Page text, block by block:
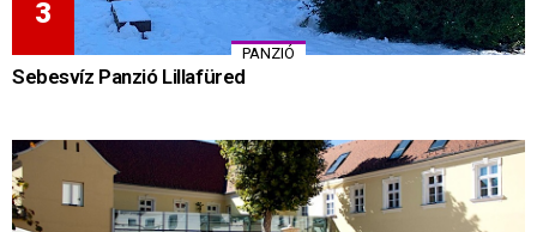
PANZIÓ
Sebesvíz Panzió Lillafüred